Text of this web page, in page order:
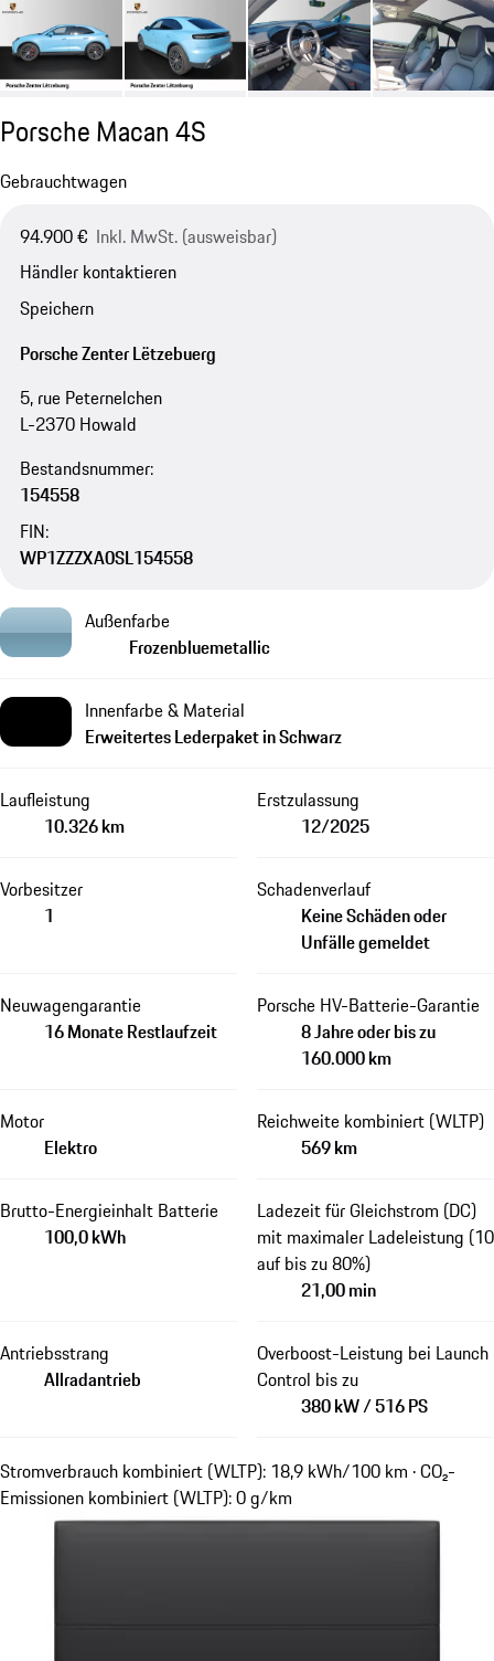
Porsche Macan 4S
Gebrauchtwagen
94.900 € Inkl. MwSt. (ausweisbar)
Händler kontaktieren
Speichern
Porsche Zenter Lëtzebuerg
5, rue Peternelchen
L-2370 Howald
Bestandsnummer:
154558
FIN:
WP1ZZZXA0SL154558
Außenfarbe
Frozenbluemetallic
Innenfarbe & Material
Erweitertes Lederpaket in Schwarz
Laufleistung
10.326 km
Erstzulassung
12/2025
Vorbesitzer
1
Schadenverlauf
Keine Schäden oder
Unfälle gemeldet
Neuwagengarantie
16 Monate Restlaufzeit
Porsche HV-Batterie-Garantie
8 Jahre oder bis zu
160.000 km
Motor
Elektro
Reichweite kombiniert (WLTP)
569 km
Brutto-Energieinhalt Batterie
100,0 kWh
Ladezeit für Gleichstrom (DC)
mit maximaler Ladeleistung (10
auf bis zu 80%)
21,00 min
Antriebsstrang
Allradantrieb
Overboost-Leistung bei Launch
Control bis zu
380 kW / 516 PS
Stromverbrauch kombiniert (WLTP): 18,9 kWh/100 km · CO₂-
Emissionen kombiniert (WLTP): 0 g/km